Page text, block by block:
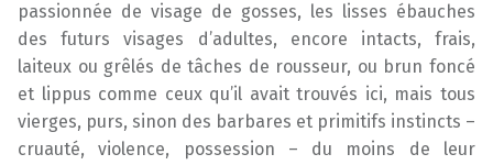
passionnée de visage de gosses, les lisses ébauches
des futurs visages d’adultes, encore intacts, frais,
laiteux ou grêlés de tâches de rousseur, ou brun foncé
et lippus comme ceux qu’il avait trouvés ici, mais tous
vierges, purs, sinon des barbares et primitifs instincts –
cruauté, violence, possession – du moins de leur